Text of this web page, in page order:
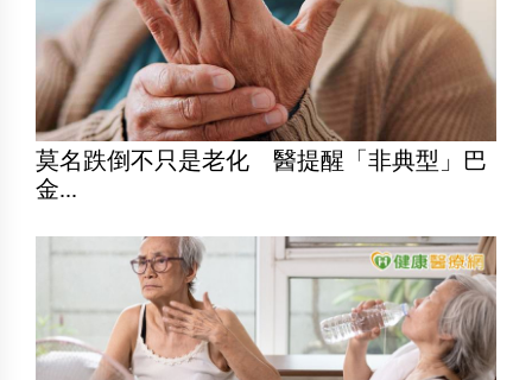
莫名跌倒不只是老化 醫提醒「非典型」巴
金...